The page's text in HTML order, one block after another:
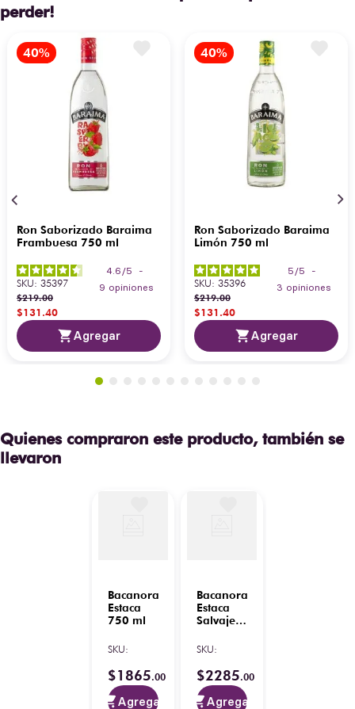
perder!
Ron Saborizado Baraima
Frambuesa 750 ml
4.6 /5
-
9 opiniones
SKU: 35397
$219.00
$131.40
Agregar
Ron Saborizado Baraima
Limón 750 ml
5 /5
-
3 opiniones
SKU: 35396
$219.00
$131.40
Agregar
Quienes compraron este producto, también se
llevaron
Bacanora
Estaca
750 ml
SKU:
$1865.00
Agregar
Bacanora
Estaca
Salvaje
SKU:
$2285.00
Agregar